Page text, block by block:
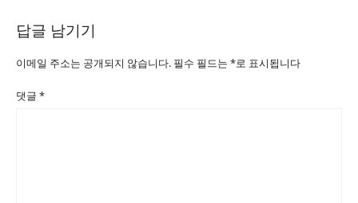
답글 남기기
이메일 주소는 공개되지 않습니다. 필수 필드는 *로 표시됩니다
댓글 *